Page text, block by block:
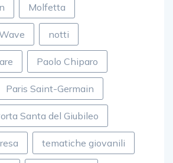
Molfetta
notti
Paolo Chiparo
Paris Saint-Germain
Santa del Giubileo
tematiche giovanili